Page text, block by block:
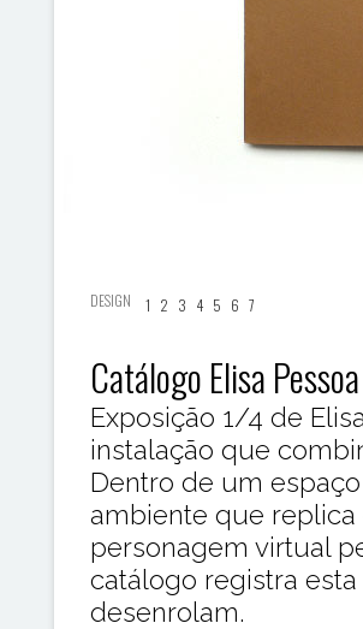
DESIGN 1 2 3 4 5 6 7
Catálogo Elisa Pessoa
Exposição 1/4 de
instalação que
Dentro de um
ambiente que
personagem virtual
catálogo registra
desenrolam.